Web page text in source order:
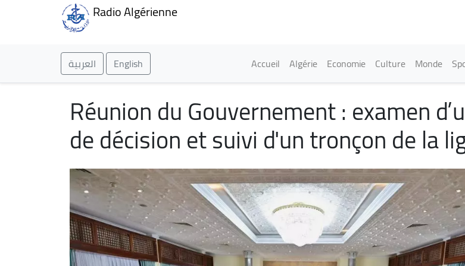
Radio Algérienne
العربية English Main navigation
Accueil Algérie Economie Culture Monde
Réunion du Gouvernement : examen
de décision et suivi d'un tronçon de la